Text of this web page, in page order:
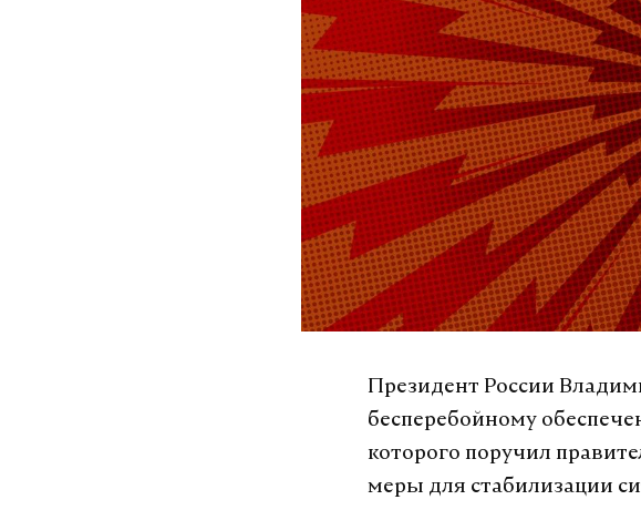
Президент России
бесперебойному
которого поручил
меры для стабилизации